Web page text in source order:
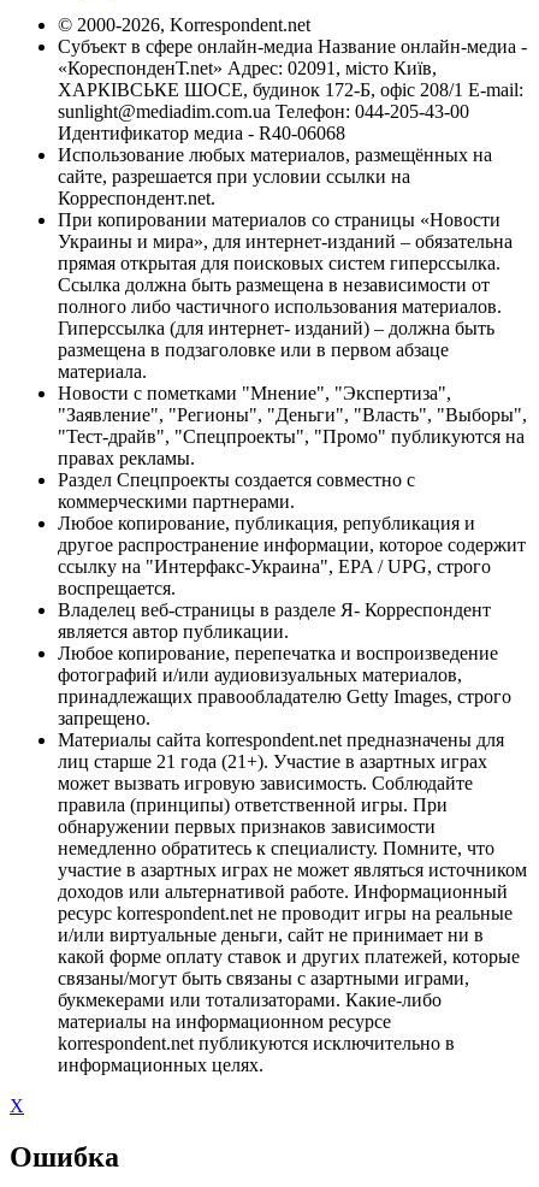
© 2000-2026, Korrespondent.net
Субъект в сфере онлайн-медиа Название онлайн-медиа -
«КореспонденТ.net» Адрес: 02091, місто Київ,
ХАРКІВСЬКЕ ШОСЕ, будинок 172-Б, офіс 208/1 E-mail:
sunlight@mediadim.com.ua Телефон: 044-205-43-00
Идентификатор медиа - R40-06068
Использование любых материалов, размещённых на
сайте, разрешается при условии ссылки на
Корреспондент.net.
При копировании материалов со страницы «Новости
Украины и мира», для интернет-изданий – обязательна
прямая открытая для поисковых систем гиперссылка.
Ссылка должна быть размещена в независимости от
полного либо частичного использования материалов.
Гиперссылка (для интернет- изданий) – должна быть
размещена в подзаголовке или в первом абзаце
материала.
Новости с пометками "Мнение", "Экспертиза",
"Заявление", "Регионы", "Деньги", "Власть", "Выборы",
"Тест-драйв", "Спецпроекты", "Промо" публикуются на
правах рекламы.
Раздел Спецпроекты создается совместно с
коммерческими партнерами.
Любое копирование, публикация, републикация и
другое распространение информации, которое содержит
ссылку на "Интерфакс-Украина", EPA / UPG, строго
воспрещается.
Владелец веб-страницы в разделе Я- Корреспондент
является автор публикации.
Любое копирование, перепечатка и воспроизведение
фотографий и/или аудиовизуальных материалов,
принадлежащих правообладателю Getty Images, строго
запрещено.
Материалы сайта korrespondent.net предназначены для
лиц старше 21 года (21+). Участие в азартных играх
может вызвать игровую зависимость. Соблюдайте
правила (принципы) ответственной игры. При
обнаружении первых признаков зависимости
немедленно обратитесь к специалисту. Помните, что
участие в азартных играх не может являться источником
доходов или альтернативой работе. Информационный
ресурс korrespondent.net не проводит игры на реальные
и/или виртуальные деньги, сайт не принимает ни в
какой форме оплату ставок и других платежей, которые
связаны/могут быть связаны с азартными играми,
букмекерами или тотализаторами. Какие-либо
материалы на информационном ресурсе
korrespondent.net публикуются исключительно в
информационных целях.
X
Ошибка